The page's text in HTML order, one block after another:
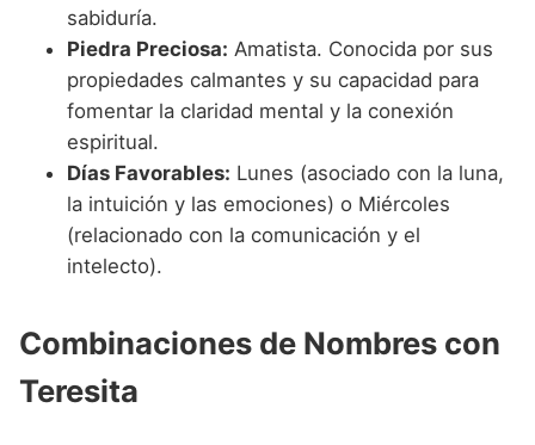
sabiduría.
Piedra Preciosa: Amatista. Conocida por sus
propiedades calmantes y su capacidad para
fomentar la claridad mental y la conexión
espiritual.
Días Favorables: Lunes (asociado con la luna,
la intuición y las emociones) o Miércoles
(relacionado con la comunicación y el
intelecto).
Combinaciones de Nombres con
Teresita